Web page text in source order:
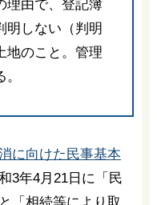
理由で、登記簿
明しない（判明
地のこと。管理
に向けた民事基本
3年4月21日に「民